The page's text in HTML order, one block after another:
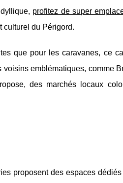
profitez de super
culturel du Périgord.
que pour les caravanes, ce
emblématiques, comme
des marchés locaux
proposent des espaces